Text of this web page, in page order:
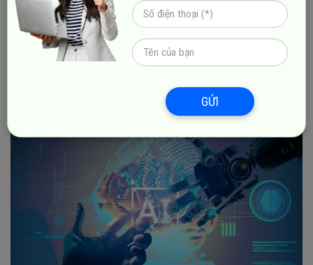
xét và đánh giá của người dùng để cải tiến sản phẩm, dịch
vụ sao cho đáp ứng nhu cầu khách hàng. Đáng chú ý là AI
còn hỗ trợ việc phân loại khách hàng tiềm năng, khách
hàng thân thiết,... để doanh nghiệp có thể triển khai chiến
GỬI